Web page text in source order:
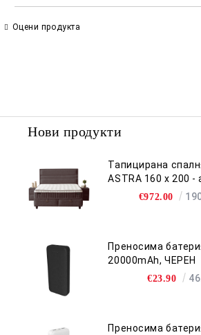
Оцени продукта
Нови продукти
Тапицирана
ASTRA 160 x 200 -
€972.00
Преносима
20000mAh, ЧЕРЕН
€23.90
Преносима